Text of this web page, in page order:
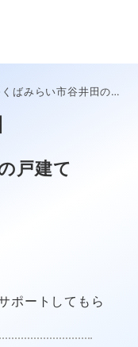
ばみらい市谷井田の戸建て
戸建て
ポートしてもら